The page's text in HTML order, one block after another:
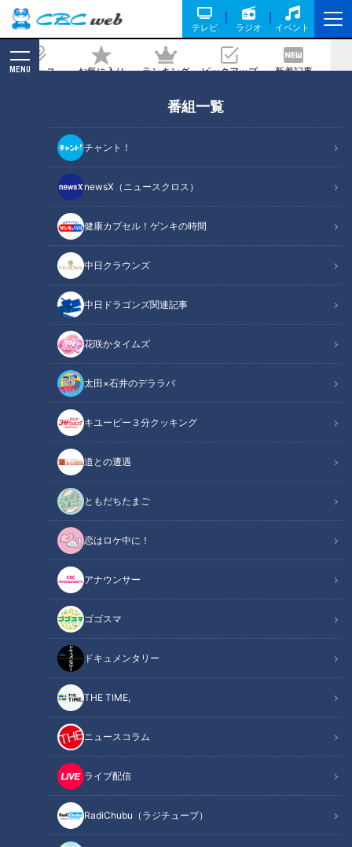
テレビ ラジオ イベント
ニュース お気に入り ランキング ピックアップ 新着記事
MENU
番組一覧
チャント！
newsX（ニュースクロス）
健康カプセル！ゲンキの時間
中日クラウンズ
中日ドラゴンズ関連記事
花咲かタイムズ
太田×石井のデララバ
キユーピー３分クッキング
道との遭遇
ともだちたまご
恋はロケ中に！
アナウンサー
ゴゴスマ
ドキュメンタリー
THE TIME,
ニュースコラム
ライブ配信
RadiChubu（ラジチューブ）
「おまかせ魚料理」に 椿大神社おひざも
との名物『椿草もち』 三重県鈴鹿市でな
りゆきグルメ旅！！
2021/01/22 19:00
チャント！
なりゆきアフロ～どこに行けばいいですか？～
なりゆきアフロ ～三重県鈴鹿市の旅（2）～
オススメは欠かさず買う“草もち”
こしあん大好きの副島くんも満足！
鈴鹿で一番!? 自信タップリで薦めてくれた居酒屋の料理
衝撃的なウマさと価格のオンパレード
オススメ関連コンテンツ
なりゆきアフロ ～三重県鈴鹿市の旅（2）～